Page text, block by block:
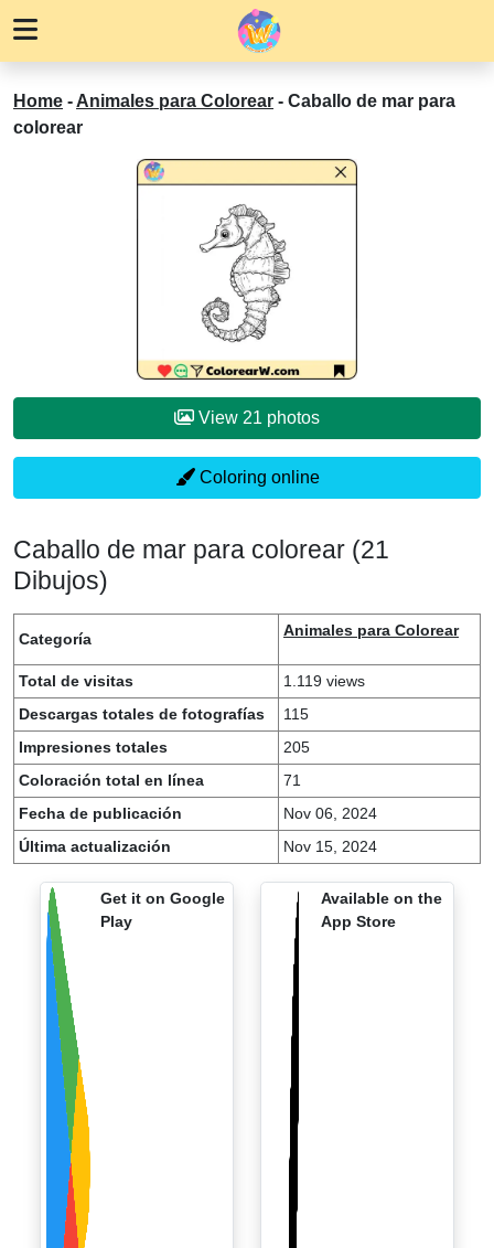
Home - Animales para Colorear - Caballo de mar para
colorear
View 21 photos
Coloring online
Caballo de mar para colorear (21
Dibujos)
Categoría Animales para Colorear
Total de visitas
1.119 views
Descargas totales de fotografías
115
Impresiones totales
205
Coloración total en línea
71
Fecha de publicación
Nov 06, 2024
Última actualización
Nov 15, 2024
Get it on Google
Play
Available on the
App Store